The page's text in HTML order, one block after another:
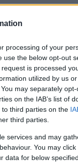
processing of your
use the below opt-out
is processed
utilized by us
may separately
on the IAB’s list of
third parties on the
third parties.
services and may
You may
data for below
Εκεί
Ή μήπως
από το
της